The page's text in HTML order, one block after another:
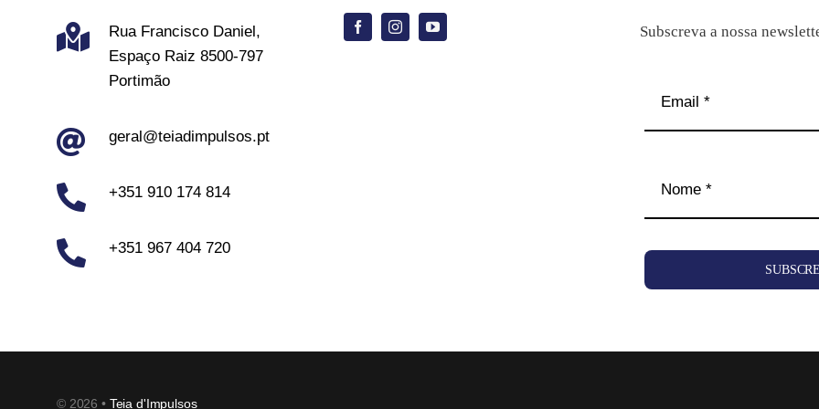
Rua Francisco Daniel,
Espaço Raiz 8500-797
Portimão
geral@teiadimpulsos.pt
+351 910 174 814
+351 967 404 720
Subscreva a nossa
© 2026 • Teia d'Impulsos